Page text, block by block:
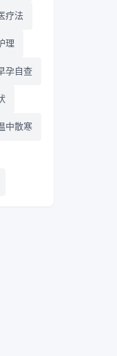
疗法
理
孕自查
中散寒